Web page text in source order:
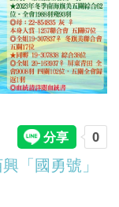
「國勇號」